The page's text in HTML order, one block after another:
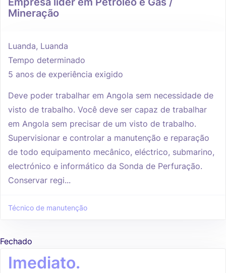
Mineração
Luanda, Luanda
Tempo determinado
5 anos de experiência exigido
Deve poder trabalhar em Angola sem necessidade de
visto de trabalho. Você deve ser capaz de trabalhar
em Angola sem precisar de um visto de trabalho.
Supervisionar e controlar a manutenção e reparação
de todo equipamento mecânico, eléctrico, submarino,
electrónico e informático da Sonda de Perfuração.
Conservar regi...
Técnico de manutenção
Fechado
Imediato.